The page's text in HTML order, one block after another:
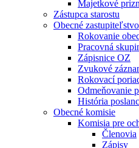
Majetkové
Zástupca starostu
Obecné zastupiteľstvo
Rokovanie
Pracovná
Zápisnice OZ
Zvukové
Rokovací
Odmeňovanie
História
Obecné komisie
Komisia pre
Členovia
Zápisy